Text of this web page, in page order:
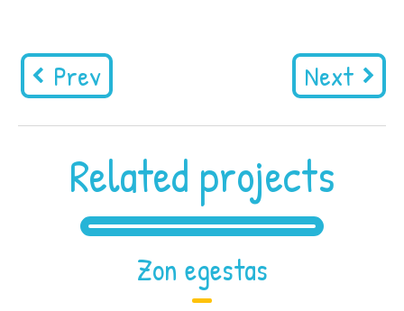
Prev Next
Related projects
Zon egestas